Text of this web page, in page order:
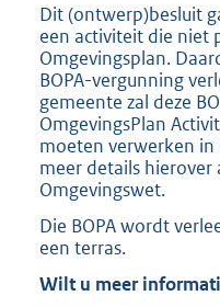
Dit (ontwerp)besluit
een activiteit die niet
Omgevingsplan.
BOPA-vergunning
gemeente zal deze
OmgevingsPlan
moeten verwerken in
meer details
Omgevingswet.
Die BOPA wordt
een terras.
Wilt u meer